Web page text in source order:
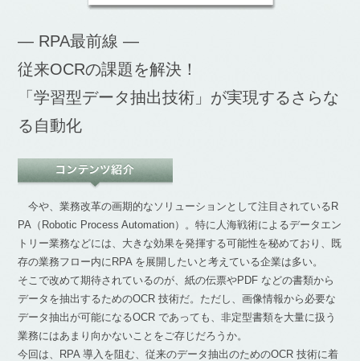
― RPA最前線 ―
従来OCRの課題を解決！
「学習型データ抽出技術」が実現するさらな
る自動化
今や、業務改革の画期的なソリューションとして注目されているR
PA（Robotic Process Automation）。特に人海戦術によるデータエン
トリー業務などには、大きな効果を発揮する可能性を秘めており、既
存の業務フロー内にRPA を展開したいと考えている企業は多い。
そこで改めて期待されているのが、紙の伝票やPDF などの書類から
データを抽出するためのOCR 技術だ。ただし、画像情報から必要な
データ抽出が可能になるOCR であっても、非定型書類を大量に扱う
業務にはあまり向かないことをご存じだろうか。
今回は、RPA 導入を阻む、従来のデータ抽出のためのOCR 技術に着